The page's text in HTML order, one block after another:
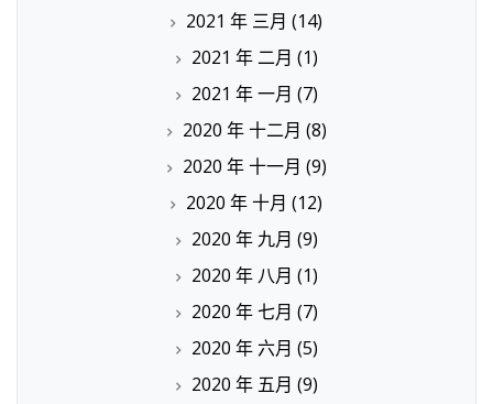
2021 年 三月 (14)
2021 年 二月 (1)
2021 年 一月 (7)
2020 年 十二月 (8)
2020 年 十一月 (9)
2020 年 十月 (12)
2020 年 九月 (9)
2020 年 八月 (1)
2020 年 七月 (7)
2020 年 六月 (5)
2020 年 五月 (9)